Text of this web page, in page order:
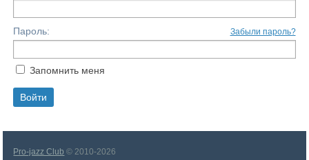
Пароль: Забыли пароль?
Запомнить меня
Pro-jazz Club © 2010-2026